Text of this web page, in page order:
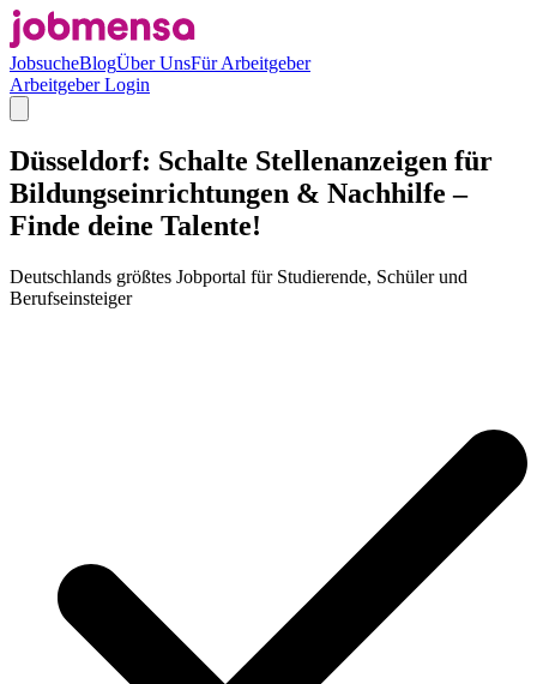
JobsucheBlogÜber UnsFür Arbeitgeber
Arbeitgeber Login
Düsseldorf: Schalte Stellenanzeigen für
Bildungseinrichtungen & Nachhilfe –
Finde deine Talente!
Deutschlands größtes Jobportal für Studierende, Schüler und
Berufseinsteiger